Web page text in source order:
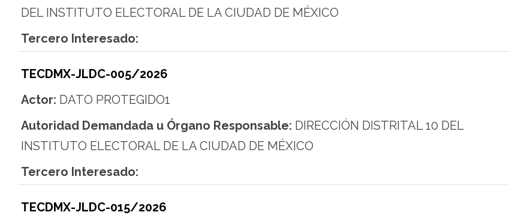
DEL INSTITUTO ELECTORAL DE LA CIUDAD DE MÉXICO
Tercero Interesado:
TECDMX-JLDC-005/2026
Actor: DATO PROTEGIDO1
Autoridad Demandada u Órgano Responsable: DIRECCIÓN DISTRITAL 10 DEL
INSTITUTO ELECTORAL DE LA CIUDAD DE MÉXICO
Tercero Interesado:
TECDMX-JLDC-015/2026